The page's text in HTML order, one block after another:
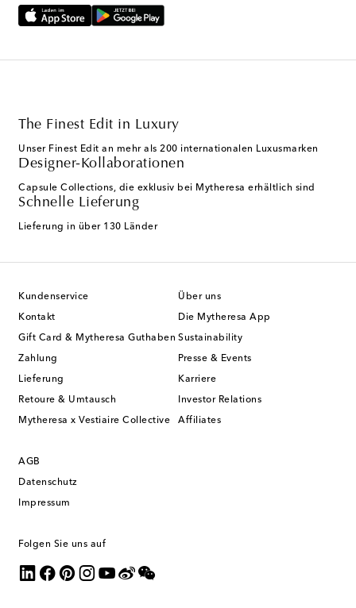
The Finest Edit in Luxury
Unser Finest Edit an mehr als 200 internationalen Luxusmarken
Designer-Kollaborationen
Capsule Collections, die exklusiv bei Mytheresa erhältlich sind
Schnelle Lieferung
Lieferung in über 130 Länder
Kundenservice
Kontakt
Gift Card & Mytheresa Guthaben
Zahlung
Lieferung
Retoure & Umtausch
Mytheresa x Vestiaire Collective
Über uns
Die Mytheresa App
Sustainability
Presse & Events
Karriere
Investor Relations
Affiliates
AGB
Datenschutz
Impressum
Folgen Sie uns auf